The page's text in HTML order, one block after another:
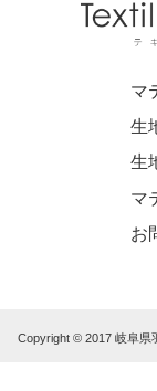
マ
生
生
マ
お
Copyright © 2017 岐阜県